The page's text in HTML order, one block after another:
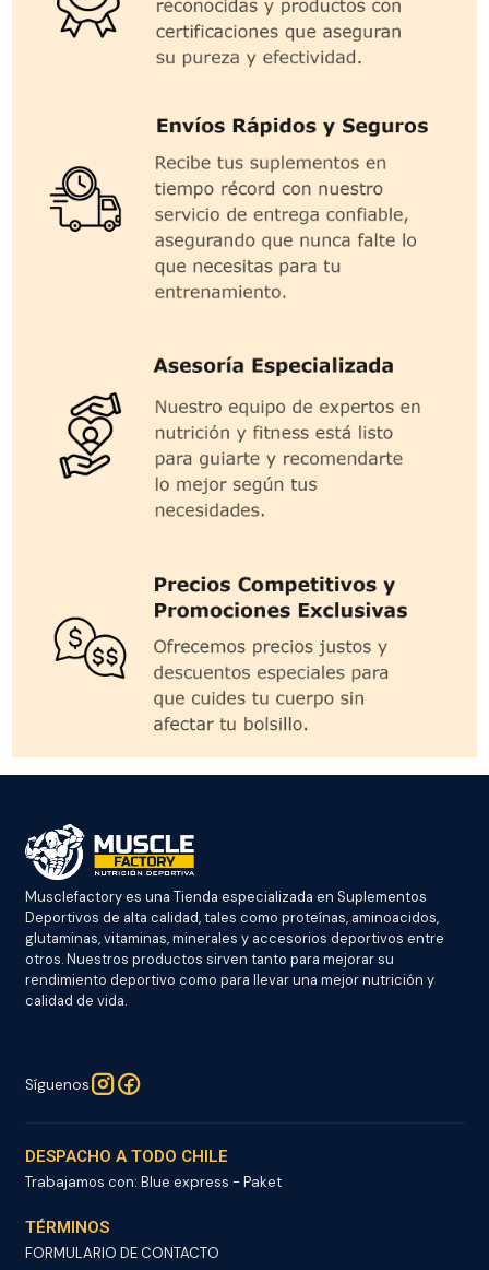
Musclefactory es una Tienda especializada en Suplementos
Deportivos de alta calidad, tales como proteínas, aminoacidos,
glutaminas, vitaminas, minerales y accesorios deportivos entre
otros. Nuestros productos sirven tanto para mejorar su
rendimiento deportivo como para llevar una mejor nutrición y
calidad de vida.
Síguenos
DESPACHO A TODO CHILE
Trabajamos con: Blue express - Paket
TÉRMINOS
FORMULARIO DE CONTACTO